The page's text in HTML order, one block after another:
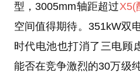
型，3005mm轴距超过X5(
空间值得期待。351kW双
时代电池也打消了三电顾
能否在竞争激烈的30万级